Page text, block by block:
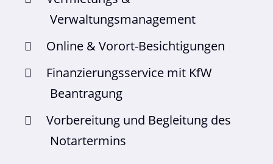
Verwaltungsmanagement
Online & Vorort-Besichtigungen
Finanzierungsservice mit KfW
Beantragung
Vorbereitung und Begleitung des
Notartermins